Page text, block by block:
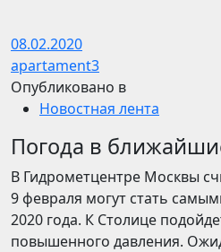
08.02.2020
apartament3
Опубликовано в
Новостная лента
Погода в
В Гидрометцентре Москвы
9 февраля могут стать
2020 года. К Столице
повышенного давления.